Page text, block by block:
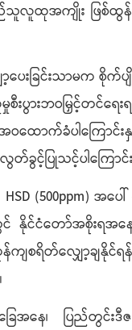
ပြည်သူလူထုအကျိုး ဖ
ြင်းသာမက စိုက်ပျို
စီးပွားဘဝမြှင့်တင်
ောက်ခံပါကြောင်းနှ
ခွင့်ပြုသင့်ပါကြော
(500ppm)
င်ငံတော်အစိုးရအနေ
ျစရိတ်လျှော့ချနို
ေအနေ၊ ပြည်တွင်း